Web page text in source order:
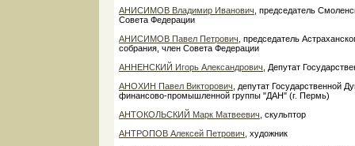
АНИСИМОВ Владимир Иванович , председатель
Совета Федерации
АНИСИМОВ Павел Петрович , председатель
собрания, член Совета Федерации
АННЕНСКИЙ Игорь Александрович , Депутат
АНОХИН Павел Викторович , депутат Государственной
финансово-промышленной группы "ДАН" (г. Пермь)
АНТОКОЛЬСКИЙ Марк Матвеевич , скульптор
АНТРОПОВ Алексей Петрович , художник